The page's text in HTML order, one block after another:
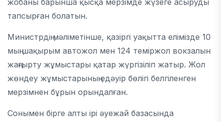
жобаны барынша қысқа мерзімде жүзеге асыруды
тапсырған болатын.
Министрдің мәліметінше, қазіргі уақытта елімізде 10
мың шақырым автожол мен 124 теміржол вокзалын
жаңғырту жұмыстары қатар жүргізіліп жатыр. Жол
жөндеу жұмыстарының едәуір бөлігі белгіленген
мерзімнен бұрын орындалған.
Сонымен бірге алты ірі әуежай базасында